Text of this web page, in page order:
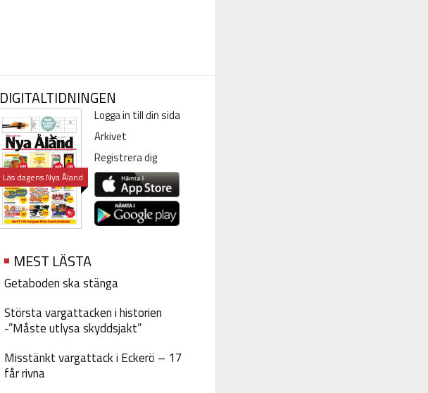
DIGITALTIDNINGEN
Läs dagens Nya Åland
Logga in till din sida
Arkivet
Registrera dig
MEST LÄSTA
Getaboden ska stänga
Största vargattacken i historien
-”Måste utlysa skyddsjakt”
Misstänkt vargattack i Eckerö – 17
får rivna